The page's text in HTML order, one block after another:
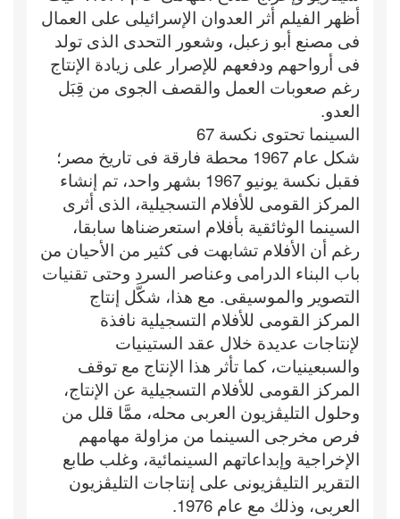
أظهر الفيلم أثر العدوان الإسرائيلى على العمال
فى مصنع أبو زعبل، وشعور التحدى الذى تولد
فى أرواحهم ودفعهم للإصرار على زيادة الإنتاج
رغم صعوبات العمل والقصف الجوى من قِبَل
العدو.
السينما تحتوى نكسة 67
شكل عام 1967 محطة فارقة فى تاريخ مصر؛
فقبل نكسة يونيو 1967 بشهر واحد، تم إنشاء
المركز القومى للأفلام التسجيلية، الذى أثرى
السينما الوثائقية بأفلام استعرضناها سابقا،
رغم أن الأفلام تشابهت فى كثير من الأحيان من
باب البناء الدرامى وعناصر السرد وحتى تقنيات
التصوير والموسيقى. مع هذا، شكَّل إنتاج
المركز القومى للأفلام التسجيلية نافذة
لإنتاجات عديدة خلال عقد الستينيات
والسبعينيات، كما تأثر هذا الإنتاج مع توقف
المركز القومى للأفلام التسجيلية عن الإنتاج،
وحلول التليڤزيون العربى محله، ممَّا قلل من
فرص مخرجى السينما من مزاولة مهامهم
الإخراجية وإبداعاتهم السينمائية، وغلب طابع
التقرير التليڤزيونى على إنتاجات التليڤزيون
العربى، وذلك مع عام 1976.